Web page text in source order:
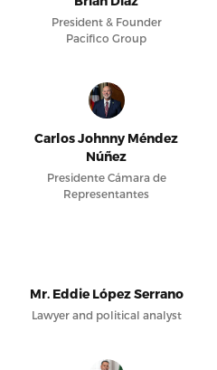
President & Founder
Pacifico Group
Carlos Johnny Méndez
Núñez
Presidente Cámara de
Representantes
Mr. Eddie López Serrano
Lawyer and political analyst